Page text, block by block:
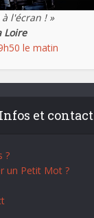
l'écran ! »
Loire
le matin
Infos et contact
?
un Petit Mot ?